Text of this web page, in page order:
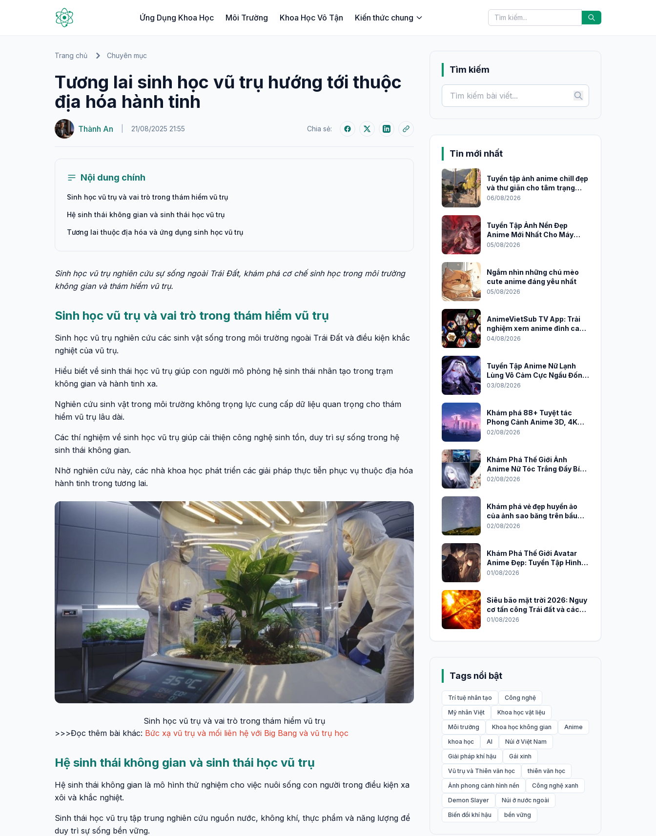
Ứng Dụng Khoa Học Môi Trường Khoa Học Vô Tận Kiến thức chung
Trang chủ Chuyên mục
Tương lai sinh học vũ trụ hướng tới thuộc
địa hóa hành tinh
Thành An 21/08/2025 21:55 Chia sẻ:
Nội dung chính
Sinh học vũ trụ và vai trò trong thám hiểm vũ trụ
Hệ sinh thái không gian và sinh thái học vũ trụ
Tương lai thuộc địa hóa và ứng dụng sinh học vũ trụ
Sinh học vũ trụ nghiên cứu sự sống ngoài Trái Đất, khám phá cơ chế sinh học trong môi trường
không gian và thám hiểm vũ trụ.
Sinh học vũ trụ và vai trò trong thám hiểm vũ trụ
Sinh học vũ trụ nghiên cứu các sinh vật sống trong môi trường ngoài Trái Đất và điều kiện khắc
nghiệt của vũ trụ.
Hiểu biết về sinh thái học vũ trụ giúp con người mô phỏng hệ sinh thái nhân tạo trong trạm
không gian và hành tinh xa.
Nghiên cứu sinh vật trong môi trường không trọng lực cung cấp dữ liệu quan trọng cho thám
hiểm vũ trụ lâu dài.
Các thí nghiệm về sinh học vũ trụ giúp cải thiện công nghệ sinh tồn, duy trì sự sống trong hệ
sinh thái không gian.
Nhờ nghiên cứu này, các nhà khoa học phát triển các giải pháp thực tiễn phục vụ thuộc địa hóa
hành tinh trong tương lai.
Sinh học vũ trụ và vai trò trong thám hiểm vũ trụ
>>>Đọc thêm bài khác: Bức xạ vũ trụ và mối liên hệ với Big Bang và vũ trụ học
Hệ sinh thái không gian và sinh thái học vũ trụ
Hệ sinh thái không gian là mô hình thử nghiệm cho việc nuôi sống con người trong điều kiện xa
xôi và khắc nghiệt.
Sinh thái học vũ trụ tập trung nghiên cứu nguồn nước, không khí, thực phẩm và năng lượng để
duy trì sự sống bền vững.
Tìm kiếm
Tin mới nhất
Tuyển tập ảnh anime chill đẹp
và thư giãn cho tâm trạng
2026
06/08/2026
Tuyển Tập Ảnh Nền Đẹp
Anime Mới Nhất Cho Máy
Tính 2026
05/08/2026
Ngắm nhìn những chú mèo
cute anime đáng yêu nhất
05/08/2026
AnimeVietSub TV App: Trải
nghiệm xem anime đỉnh cao
trên PC
04/08/2026
Tuyển Tập Anime Nữ Lạnh
Lùng Vô Cảm Cực Ngầu Đốn
Tim Fan
03/08/2026
Khám phá 88+ Tuyệt tác
Phong Cảnh Anime 3D, 4K
Sắc Nét
02/08/2026
Khám Phá Thế Giới Ảnh
Anime Nữ Tóc Trắng Đầy Bí
Ẩn và Quyến Rũ
02/08/2026
Khám phá vẻ đẹp huyền ảo
của ảnh sao băng trên bầu
trời đêm
02/08/2026
Khám Phá Thế Giới Avatar
Anime Đẹp: Tuyển Tập Hình
Nền Độc Đáo Cho Năm 2026
01/08/2026
Siêu bão mặt trời 2026: Nguy
cơ tấn công Trái đất và cách
phòng chống
01/08/2026
Tags nổi bật
Trí tuệ nhân tạo
Công nghệ
Mỹ nhân Việt
Khoa học vật liệu
Môi trường
Khoa học không gian
Anime
khoa học
AI
Núi ở Việt Nam
Giải pháp khí hậu
Gái xinh
Vũ trụ và Thiên văn học
thiên văn học
Ảnh phong cảnh hình nền
Công nghệ xanh
Demon Slayer
Núi ở nước ngoài
Biến đổi khí hậu
bền vững